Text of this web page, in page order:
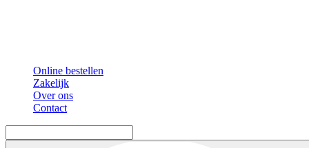
Online bestellen
Zakelijk
Over ons
Contact